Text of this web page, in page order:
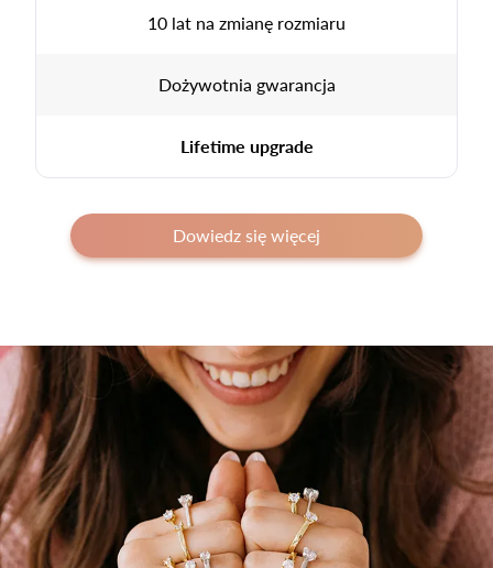
10 lat na zmianę rozmiaru
Dożywotnia gwarancja
Lifetime upgrade
Dowiedz się więcej